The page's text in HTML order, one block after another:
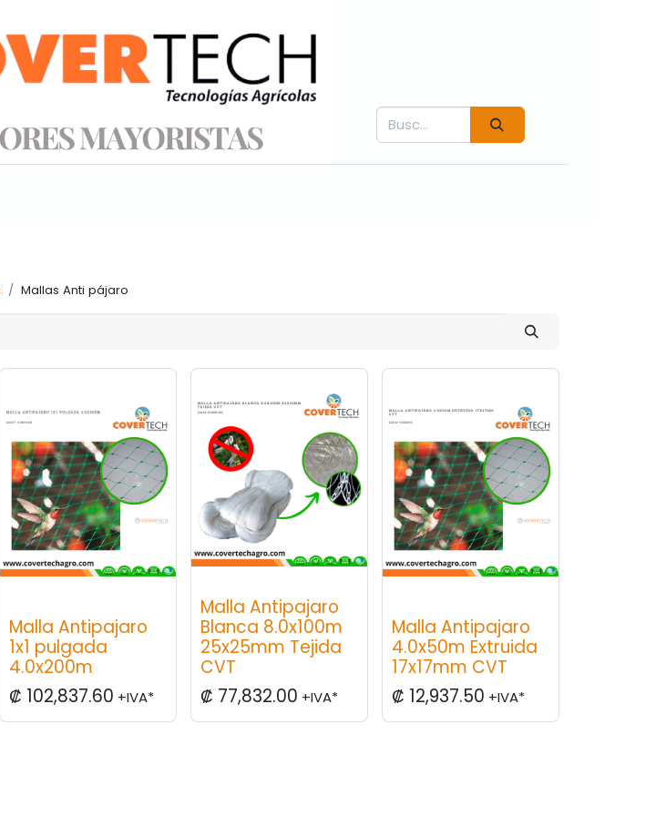
Mallas Anti pájaro
Malla Antipajaro
1x1 pulgada
4.0x200m
₡ 102,837.60 +IVA*
Malla Antipajaro
Blanca 8.0x100m
25x25mm Tejida
CVT
₡ 77,832.00 +IVA*
Malla Antipajaro
4.0x50m Extruida
17x17mm CVT
₡ 12,937.50 +IVA*